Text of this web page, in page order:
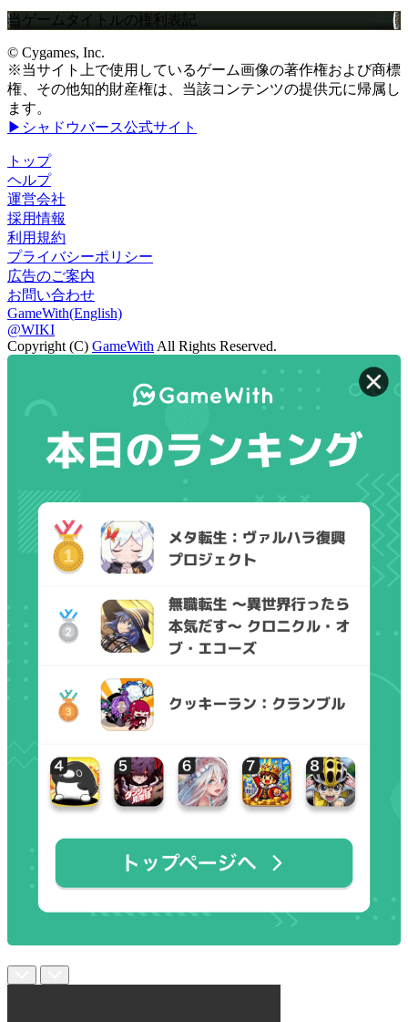
当ゲームタイトルの権利表記
© Cygames, Inc.
※当サイト上で使用しているゲーム画像の著作権および商標
権、その他知的財産権は、当該コンテンツの提供元に帰属し
ます。
▶シャドウバース公式サイト
トップ
ヘルプ
運営会社
採用情報
利用規約
プライバシーポリシー
広告のご案内
お問い合わせ
GameWith(English)
@WIKI
Copyright (C) GameWith All Rights Reserved.